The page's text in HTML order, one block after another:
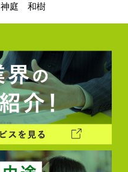
神庭 和樹